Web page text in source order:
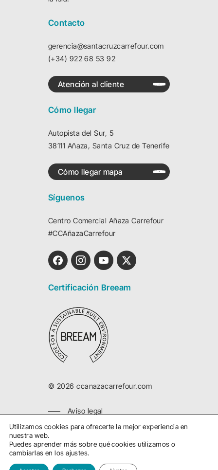
Contacto
gerencia@santacruzcarrefour.com
(+34) 922 68 53 92
Atención al cliente
Cómo llegar
Autopista del Sur, 5
38111 Añaza, Santa Cruz de Tenerife
Cómo llegar mapa
Síguenos
Centro Comercial Añaza Carrefour
#CCAñazaCarrefour
Certificación Breeam
© 2026 ccanazacarrefour.com
Aviso legal
Política privacidad
Política cookies
Desarrollado por 3com
Utilizamos cookies para ofrecerte la mejor experiencia en
nuestra web.
Puedes aprender más sobre qué cookies utilizamos o
cambiarlas en los ajustes.